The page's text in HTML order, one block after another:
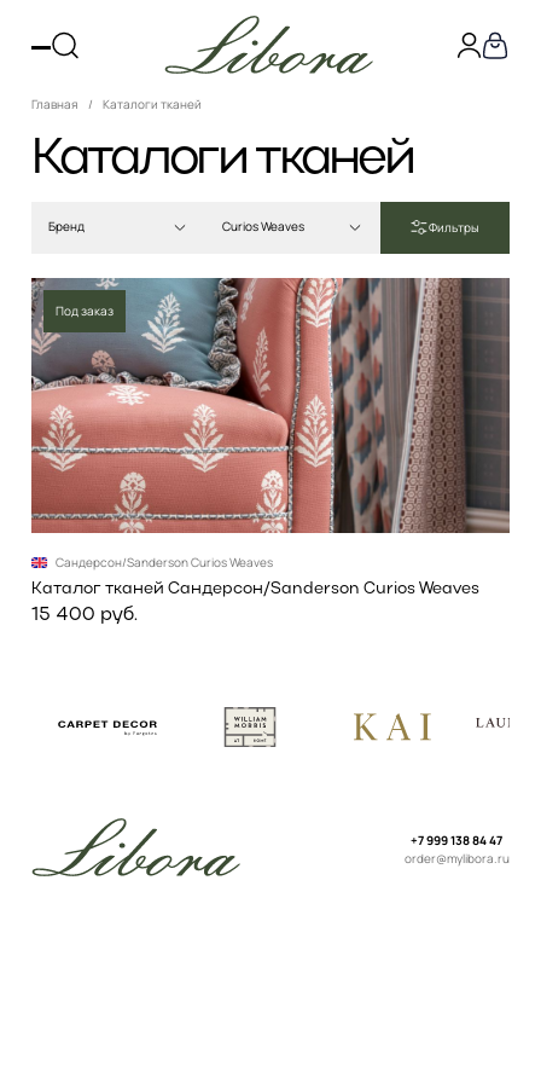
Главная Каталоги тканей
Каталоги тканей
Бренд Curios Weaves Фильтры
Под заказ
Сандерсон/Sanderson Curios Weaves
Каталог тканей Сандерсон/Sanderson Curios Weaves
15 400 руб.
+7 999 138 84 47
order@mylibora.ru